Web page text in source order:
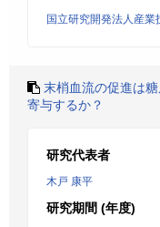
国立研究開発法人産業
末梢血流の促進は
寄与するか？
研究代表者
木戸 康平
研究期間 (年度)